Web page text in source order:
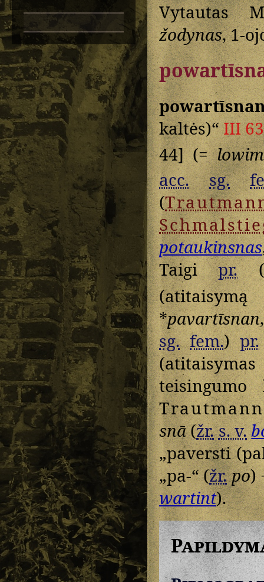
Vytautas
žodynas, 1-
kaltės)“III 63
44] (=
acc.
sg.
(
potaukinsnas
Taigipr.(
*pavartīsnan
sg. fem.)pr.
Trautmann
snā(žr.s. v.
„paversti
„pa-“ (žr.po)
wartint).